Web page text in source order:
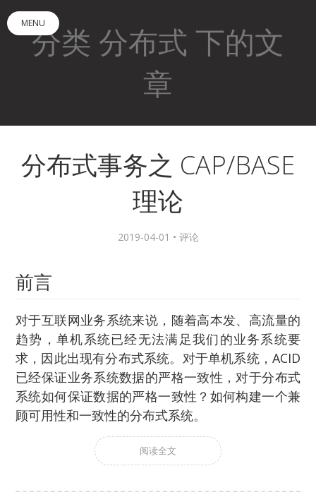
MENU分类 分布式 下的文
章
分布式事务之 CAP/BASE
理论
2019-04-01 • 评论
前言
对于互联网业务系统来说，随着高本发、高流量的
趋势，单机系统已经无法满足我们的业务系统要
求，因此出现有分布式系统。对于单机系统，ACID
已经保证业务系统数据的严格一致性，对于分布式
系统如何保证数据的严格一致性？如何构建一个兼
顾可用性和一致性的分布式系统。
阅读全文